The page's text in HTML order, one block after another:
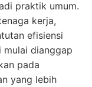
praktik umum.
kerja,
efisiensi
mulai dianggap
pada
yang lebih